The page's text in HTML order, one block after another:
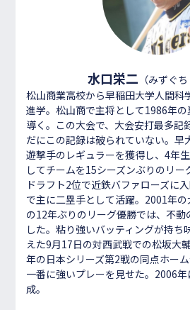
水口栄二 （みずぐち
松山商業高校から早稲田大学人間科
進学。松山商で主将として1986年
導く。この大会で、大会安打最多記
だにこの記録は破られていない。早
遊撃手のレギュラーを獲得し、4年
してチームを15シーズンぶりのリー
ドラフト2位で近鉄バファローズに
で主に二塁手として活躍。2001年
の12年ぶりのリーグ優勝では、不
した。粘り強いバッティングが持ち
えた9月17日の対西武戦での松坂大
年の日本シリーズ第2戦の同点ホー
一番に強いプレーを見せた。2006
成。